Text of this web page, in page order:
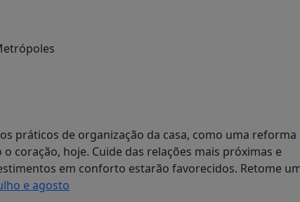
práticos de organização da casa, como uma reforma
coração, hoje. Cuide das relações mais próximas e
em conforto estarão favorecidos. Retome
e agosto